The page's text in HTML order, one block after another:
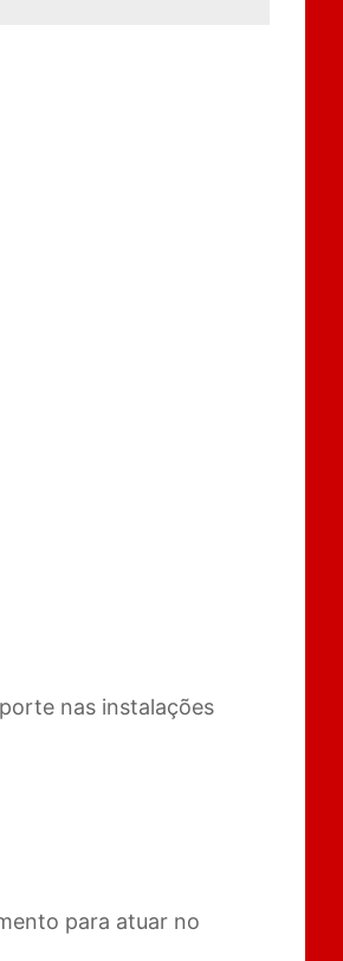
nas instalações
para atuar no